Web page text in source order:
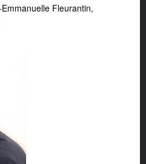
Fleurantin,